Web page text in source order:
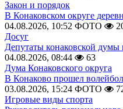
Закон и порядок
В Конаковском округе
04.08.2026, 10:52 ФОТО
Досуг
Депутаты конаковской
04.08.2026, 08:44
63
Дума Конаковского округа
В Конаково прошел
03.08.2026, 15:24 ФОТО
Игровые виды спорта